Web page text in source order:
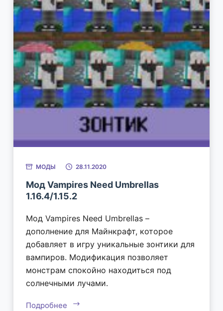
и
МОДЫ 28.11.2020
Мод Vampires Need Umbrellas
1.16.4/1.15.2
Мод Vampires Need Umbrellas –
дополнение для Майнкрафт, которое
добавляет в игру уникальные зонтики для
вампиров. Модификация позволяет
монстрам спокойно находиться под
солнечными лучами.
Подробнее